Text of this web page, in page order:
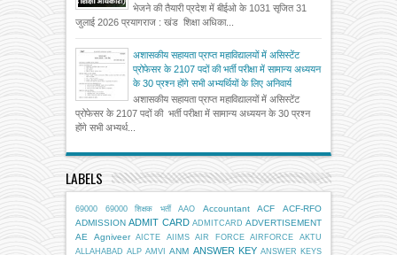
भेजने की तैयारी प्रदेश में बीईओ के 1031 सृजित 31
जुलाई 2026 प्रयागराज : खंड शिक्षा अधिका...
अशासकीय सहायता प्राप्त महाविद्यालयों में असिस्टेंट
प्रोफेसर के 2107 पदों की भर्ती परीक्षा में सामान्य अध्ययन
के 30 प्रश्न होंगे सभी अभ्यर्थियों के लिए अनिवार्य
अशासकीय सहायता प्राप्त महाविद्यालयों में असिस्टेंट
प्रोफेसर के 2107 पदों की भर्ती परीक्षा में सामान्य अध्ययन के 30 प्रश्न
होंगे सभी अभ्यर्थ...
LABELS
69000 69000 शिक्षक भर्ती AAO Accountant ACF
ACF-RFO
ADMISSION ADMIT CARD ADMITCARD ADVERTISEMENT
AE
Agniveer AICTE AIIMS AIR FORCE AIRFORCE
AKTU
ALLAHABAD ALP AMVI ANM ANSWER KEY ANSWER KEYS